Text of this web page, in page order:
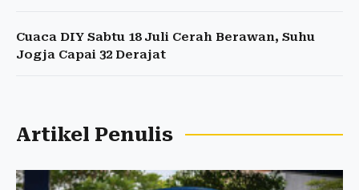
Cuaca DIY Sabtu 18 Juli Cerah Berawan, Suhu
Jogja Capai 32 Derajat
Artikel Penulis